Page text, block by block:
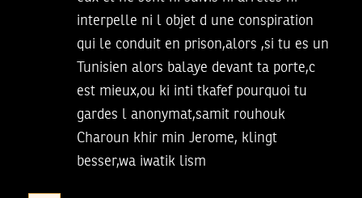
interpelle ni l objet d une conspiration
qui le conduit en prison,alors ,si tu es un
Tunisien alors balaye devant ta porte,c
est mieux,ou ki inti tkafef pourquoi tu
gardes l anonymat,samit rouhouk
Charoun khir min Jerome, klingt
besser,wa iwatik lism